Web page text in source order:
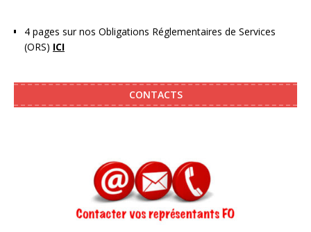
4 pages sur nos Obligations Réglementaires de Services
(ORS) ICI
CONTACTS